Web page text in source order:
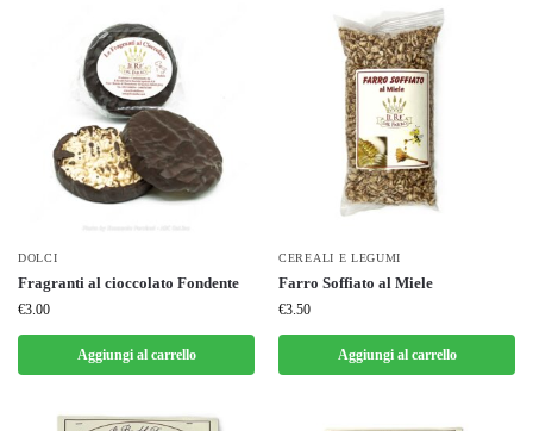
DOLCI
Fragranti al cioccolato Fondente
€3.00
Aggiungi al carrello
CEREALI E LEGUMI
Farro Soffiato al Miele
€3.50
Aggiungi al carrello